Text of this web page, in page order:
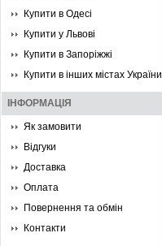
Купити в Одесі
Купити у Львові
Купити в Запоріжжі
Купити в інших містах України
ІНФОРМАЦІЯ
Як замовити
Відгуки
Доставка
Оплата
Повернення та обмін
Контакти